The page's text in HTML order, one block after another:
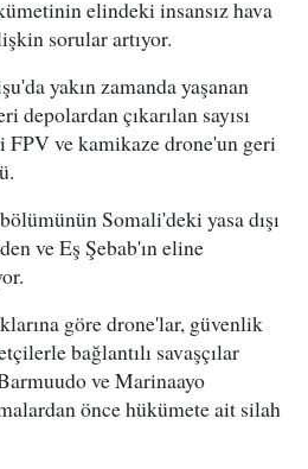
elindeki insansız hava
sorular artıyor.
yakın zamanda yaşanan
depolardan çıkarılan sayısı
ve kamikaze drone'un geri
Somali'deki yasa dışı
ve Eş Şebab'ın eline
göre drone'lar, güvenlik
bağlantılı savaşçılar
ve Marinaayo
önce hükümete ait silah